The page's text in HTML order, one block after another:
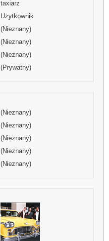
taxiarz
Użytkownik
(Nieznany)
(Nieznany)
(Nieznany)
(Prywatny)
(Nieznany)
(Nieznany)
(Nieznany)
(Nieznany)
(Nieznany)